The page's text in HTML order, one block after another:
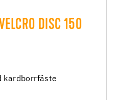
DISC 150
kardborrfäste